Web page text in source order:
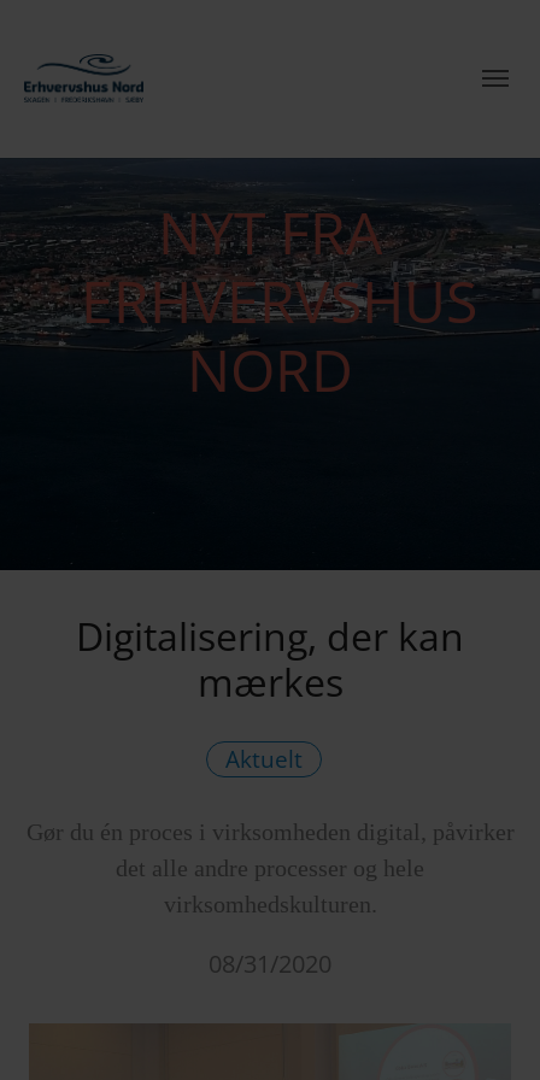
NYT FRA
ERHVERVSHUS
NORD
Digitalisering, der kan
mærkes
Aktuelt
Gør du én proces i virksomheden digital, påvirker
det alle andre processer og hele
virksomhedskulturen.
08/31/2020